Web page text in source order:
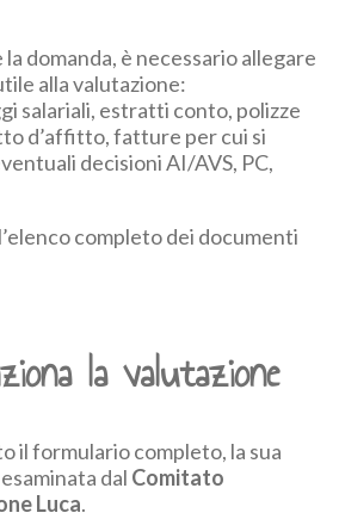
domanda, è necessario allegare
alla valutazione:
salariali, estratti conto, polizze
d’affitto, fatture per cui si
decisioni AI/AVS, PC,
completo dei documenti
la valutazione
il formulario completo, la sua
dal Comitato
Luca.